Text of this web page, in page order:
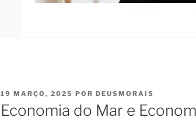
PUBLICADO
EM
19 MARÇO, 2025 POR DEUSMORAIS
Economia do Mar e